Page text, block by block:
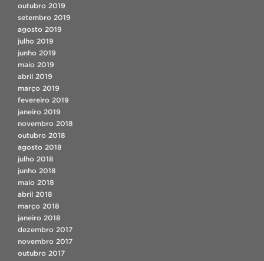
outubro 2019
setembro 2019
agosto 2019
julho 2019
junho 2019
maio 2019
abril 2019
março 2019
fevereiro 2019
janeiro 2019
novembro 2018
outubro 2018
agosto 2018
julho 2018
junho 2018
maio 2018
abril 2018
março 2018
janeiro 2018
dezembro 2017
novembro 2017
outubro 2017